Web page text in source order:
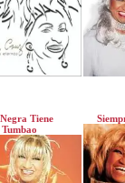
Tiene
Tumbao